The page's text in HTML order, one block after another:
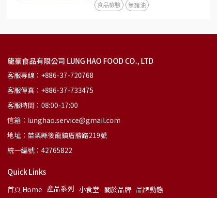
食品檢驗
無豬油
龍豪食品有限公司 LUNG HAO FOOD CO., LTD
客服專線：+886-37-720768
客服傳真：+886-37-733475
客服時間：08:00-17:00
信箱：lunghao.service@gmail.com
地址：苗栗縣後龍鎮厝勝路219號
統一編號：42765822
Quick Links
首頁 Home 產品系列 小食堂 關於品牌 品牌動態